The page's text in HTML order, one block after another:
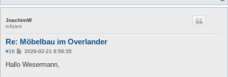
JoachimW
infiziert
Re: Möbelbau im Overlander
#16
B
i
2026-02-21 6:56:35
Hallo Wesermann,